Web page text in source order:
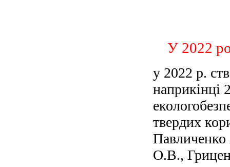
У 2022
у 2022 р.
наприкінці
твердих
О.В.,